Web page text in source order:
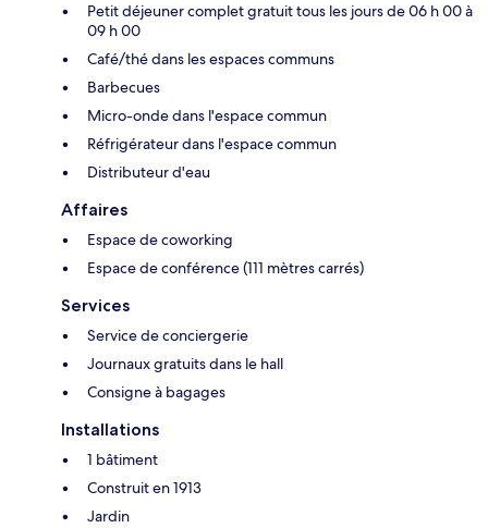
Petit déjeuner complet gratuit tous les jours de 06 h 00 à
09 h 00
Café/thé dans les espaces communs
Barbecues
Micro-onde dans l'espace commun
Réfrigérateur dans l'espace commun
Distributeur d'eau
Affaires
Espace de coworking
Espace de conférence (111 mètres carrés)
Services
Service de conciergerie
Journaux gratuits dans le hall
Consigne à bagages
Installations
1 bâtiment
Construit en 1913
Jardin